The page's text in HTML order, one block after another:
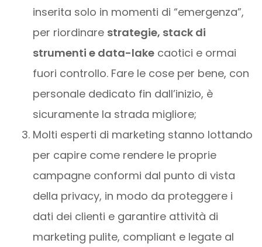
inserita solo in momenti di “emergenza”,
per riordinare strategie, stack di
strumenti e data-lakecaotici e ormai
fuori controllo. Fare le cose per bene, con
personale dedicato fin dall’inizio, è
sicuramente la strada migliore;
Molti esperti di marketing stanno lottando
per capire come rendere le proprie
campagne conformi dal punto di vista
della privacy, in modo da proteggere i
dati dei clienti e garantire attività di
marketing pulite, compliant e legate al